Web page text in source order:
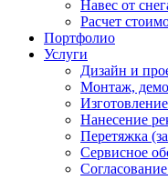
Навес от
Расчет
Портфолио
Услуги
Дизайн и
Монтаж,
Нанесение
Перетяжка
Сервисное